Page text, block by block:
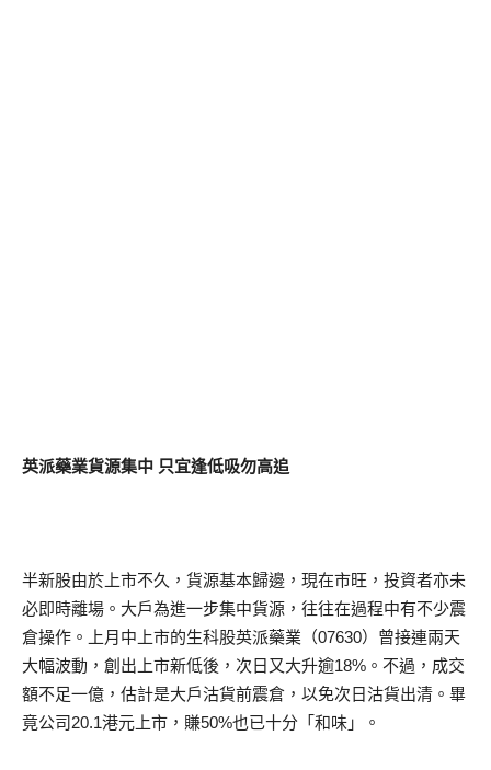
英派藥業貨源集中 只宜逢低吸勿高追
半新股由於上市不久，貨源基本歸邊，現在市旺，投資者亦未
必即時離場。大戶為進一步集中貨源，往往在過程中有不少震
倉操作。上月中上市的生科股英派藥業（07630）曾接連兩天
大幅波動，創出上市新低後，次日又大升逾18%。不過，成交
額不足一億，估計是大戶沽貨前震倉，以免次日沽貨出清。畢
竟公司20.1港元上市，賺50%也已十分「和味」。